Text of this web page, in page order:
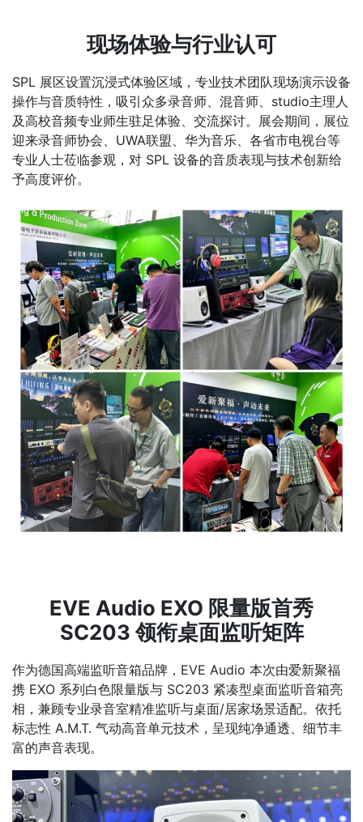
现场体验与行业认可
SPL 展区设置沉浸式体验区域，专业技术团队现场演示设备
操作与音质特性，吸引众多录音师、混音师、studio主理人
及高校音频专业师生驻足体验、交流探讨。展会期间，展位
迎来录音师协会、UWA联盟、华为音乐、各省市电视台等
专业人士莅临参观，对 SPL 设备的音质表现与技术创新给
予高度评价。
EVE Audio EXO 限量版首秀
SC203 领衔桌面监听矩阵
作为德国高端监听音箱品牌，EVE Audio 本次由爱新聚福
携 EXO 系列白色限量版与 SC203 紧凑型桌面监听音箱亮
相，兼顾专业录音室精准监听与桌面/居家场景适配。依托
标志性 A.M.T. 气动高音单元技术，呈现纯净通透、细节丰
富的声音表现。